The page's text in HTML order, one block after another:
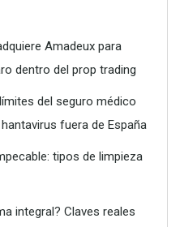
Amadeux para
dentro del prop trading
del seguro médico
fuera de España
tipos de limpieza
integral? Claves reales